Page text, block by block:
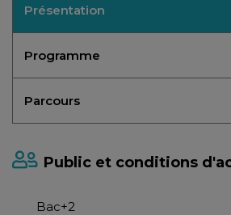
Présentation
Programme
Parcours
Public et conditions
Bac+2